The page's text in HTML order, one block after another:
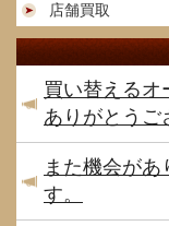
店舗買取
買い替えるオ
ありがとうご
また機会があ
す。